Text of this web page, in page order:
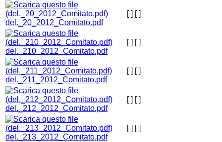
del._20_2012_Comitato.pdf
[ ] [ ]
del._210_2012_Comitato.pdf
[ ] [ ]
del._211_2012_Comitato.pdf
[ ] [ ]
del._212_2012_Comitato.pdf
[ ] [ ]
del._213_2012_Comitato.pdf
[ ] [ ]